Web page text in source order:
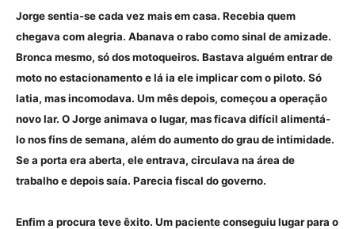
Jorge sentia-se cada vez mais em casa. Recebia quem
chegava com alegria. Abanava o rabo como sinal de amizade.
Bronca mesmo, só dos motoqueiros. Bastava alguém entrar de
moto no estacionamento e lá ia ele implicar com o piloto. Só
latia, mas incomodava. Um mês depois, começou a operação
novo lar. O Jorge animava o lugar, mas ficava difícil alimentá-
lo nos fins de semana, além do aumento do grau de intimidade.
Se a porta era aberta, ele entrava, circulava na área de
trabalho e depois saía. Parecia fiscal do governo.
Enfim a procura teve êxito. Um paciente conseguiu lugar para o